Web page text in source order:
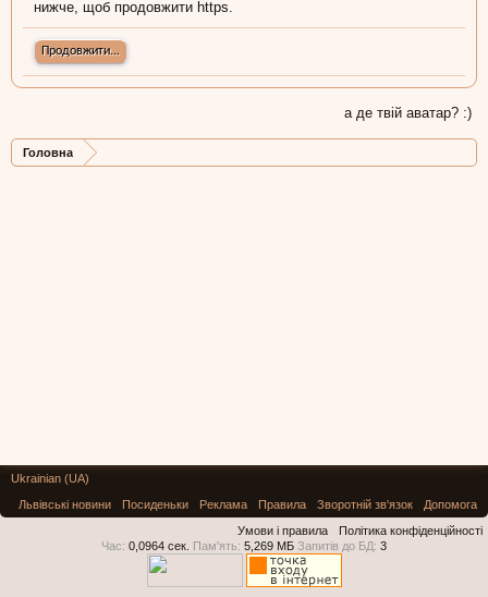
нижче, щоб продовжити https.
Продовжити...
а де твій аватар? :)
Головна
Ukrainian (UA)
Львівські новини
Посиденьки Реклама Правила Зворотній зв'язок
Допомога
Умови і правила
Політика конфіденційності
Час: 0,0964 сек. Пам'ять: 5,269 МБ Запитів до БД: 3